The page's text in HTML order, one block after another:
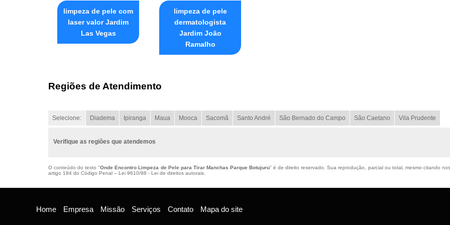
limpeza de pele com
laser valor Jardim
Las Vegas
limpeza de pele
dermatologista
Jardim João
Ramalho
Regiões de Atendimento
Selecione: Diadema Ipiranga Maua Mooca Sacomã Santo André São Bernado do Campo São Caetano Vila Prudente
Verifique as regiões que atendemos
O conteúdo do texto "Onde Encontro Limpeza de Pele para Tirar Manchas Parque Botujuru" é de direito reservado. Sua reprodução, parcial ou total, mesmo citando
artigo 184 do Código Penal – Lei 9610/98 - Lei de direitos autorais
Home Empresa Missão Serviços Contato Mapa do site